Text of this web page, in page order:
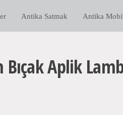
Antika Satmak Antika
Aplik